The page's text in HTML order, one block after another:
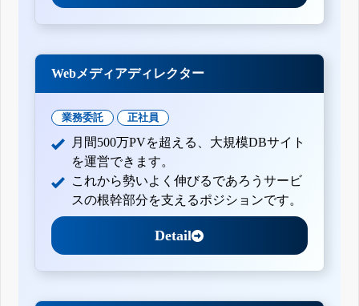
Webメディアディレクター
業務委託 正社員
月間500万PVを超える、大規模DBサイト
を運営できます。
これから勢いよく伸びるであろうサービ
スの根幹部分を支えるポジションです。
Detail